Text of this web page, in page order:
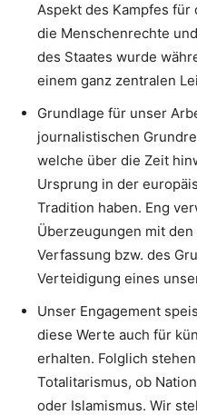
Aspekt des Kampfes
die Menschenrechte
des Staates wurde
einem ganz zentralen
Grundlage für unser
journalistischen
welche über die Zeit
Ursprung in der
Tradition haben. Eng
Überzeugungen mit
Verfassung bzw. des
Verteidigung eines
Unser Engagement
diese Werte auch für
erhalten. Folglich
Totalitarismus, ob
oder Islamismus. Wir